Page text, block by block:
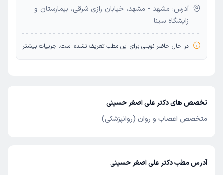
آدرس: مشهد - مشهد، خیابان رازی شرقی، بیمارستان و
زایشگاه سینا
در حال حاضر نوبتی برای این مطب تعریف نشده است. جزییات بیشتر
تخصص های دکتر علی اصغر حسینی
متخصص اعصاب و روان (روانپزشکی)
آدرس مطب دکتر علی اصغر حسینی